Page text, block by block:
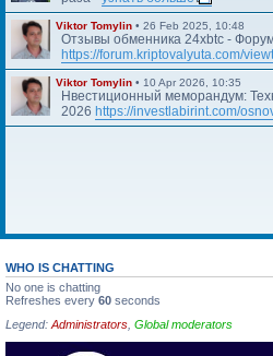
Viktor Tomylin • 26 Feb 2025, 10:48
Отзывы обменника 24xbtc -
https://forum.kriptovalyuta.com/
Viktor Tomylin • 10 Apr 2026, 10:35
Нвестиционный меморандум:
2026 https://investlabirint.com/
WHO IS CHATTING
No one is chatting
Refreshes every 60 seconds
Legend: Administrators Global moderators